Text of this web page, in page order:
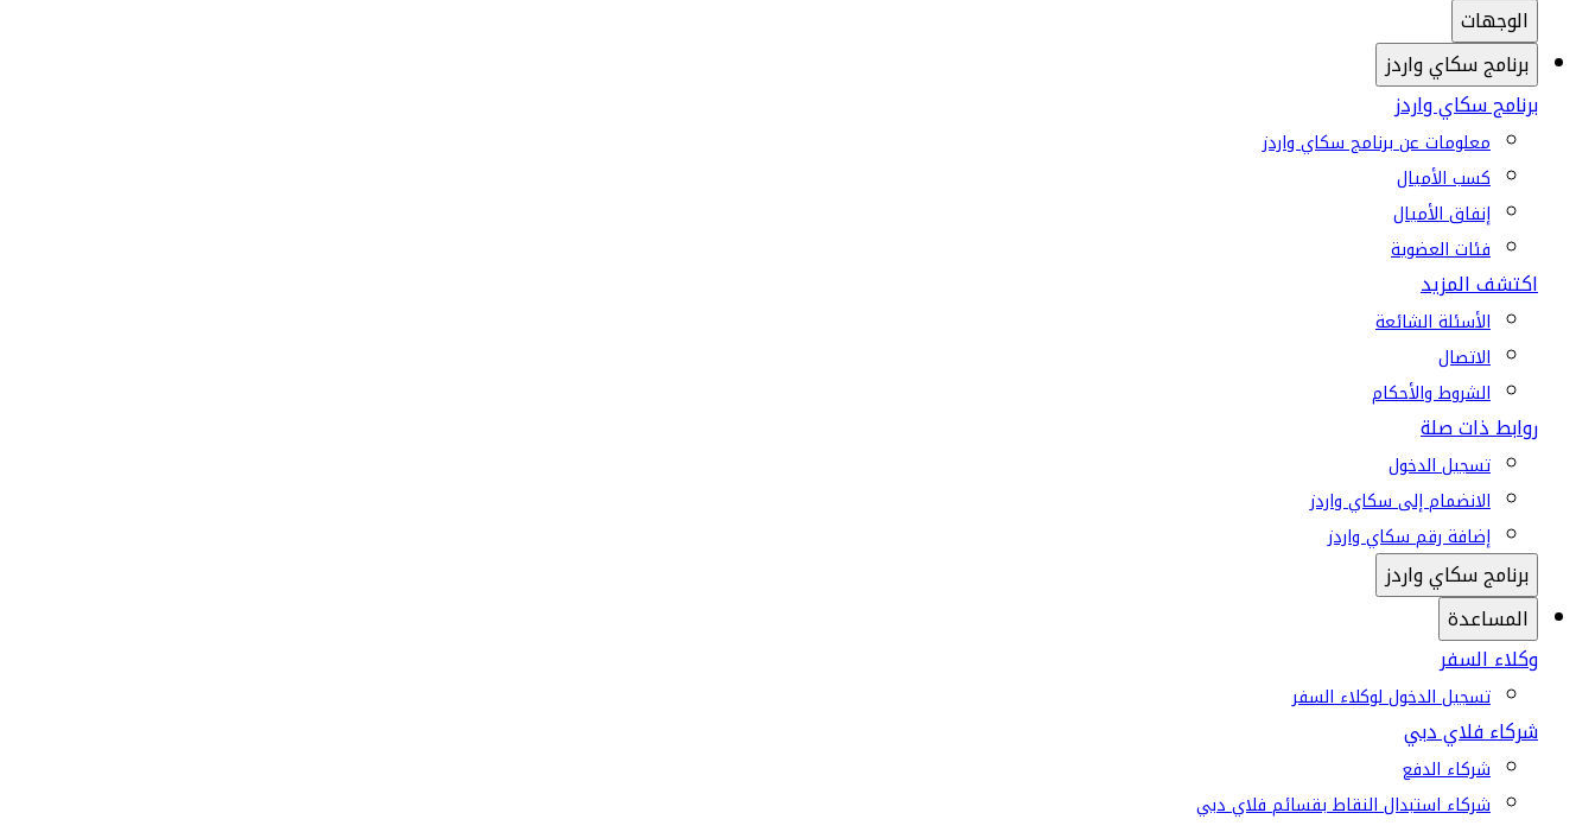
الوجهات
برنامج سكاي واردز
برنامج سكاي واردز
معلومات عن برنامج سكاي واردز
كسب الأميال
إنفاق الأميال
فئات العضوية
اكتشف المزيد
الأسئلة الشائعة
الاتصال
الشروط والأحكام
روابط ذات صلة
تسجيل الدخول
الانضمام إلى سكاي واردز
إضافة رقم سكاي واردز
برنامج سكاي واردز
المساعدة
وكلاء السفر
تسجيل الدخول لوكلاء السفر
شركاء فلاي دبي
شركاء الدفع
شركاء استبدال النقاط بقسائم فلاي دبي